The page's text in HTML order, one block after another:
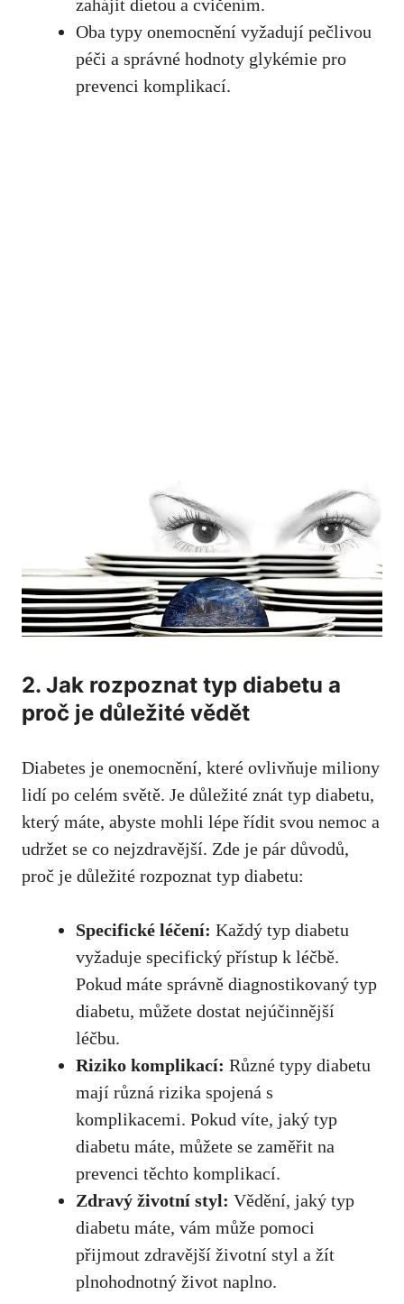
zahájit dietou a​ cvičením.
Oba typy onemocnění vyžadují pečlivou
péči ⁢a​ správné hodnoty glykémie⁢ pro
prevenci komplikací.
2. Jak ‌rozpoznat typ diabetu a
proč je důležité vědět
Diabetes je onemocnění, které ovlivňuje miliony
lidí‍ po celém světě. Je důležité‍ znát typ diabetu,
který‌ máte, abyste mohli lépe řídit svou nemoc a
udržet se‍ co nejzdravější. Zde je pár důvodů,
proč​ je důležité rozpoznat ⁢typ diabetu:
Specifické léčení: Každý typ ‌diabetu
vyžaduje specifický přístup k léčbě.
Pokud máte⁤ správně diagnostikovaný typ
diabetu, můžete dostat nejúčinnější ​
léčbu.
Riziko komplikací: ⁢Různé typy diabetu
mají různá rizika spojená s
komplikacemi. Pokud víte, ​ jaký typ
diabetu máte, můžete se zaměřit na
‌prevenci těchto​ komplikací.
Zdravý životní styl: Vědění, jaký typ⁢
diabetu máte, ⁤vám může pomoci
přijmout⁢ zdravější životní styl a⁣ žít
plnohodnotný ⁤život‌ naplno.